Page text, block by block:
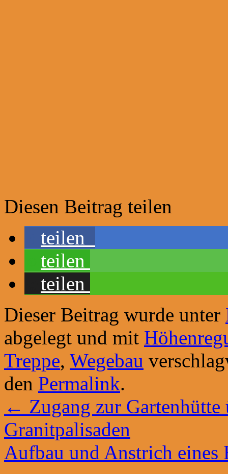
Diesen Beitrag teilen
teilen
teilen
teilen
Dieser Beitrag wurde unter
abgelegt und mit
Treppe, Wegebau
den Permalink.
← Zugang zur Gartenhütte
Granitpalisaden
Aufbau und Anstrich eines